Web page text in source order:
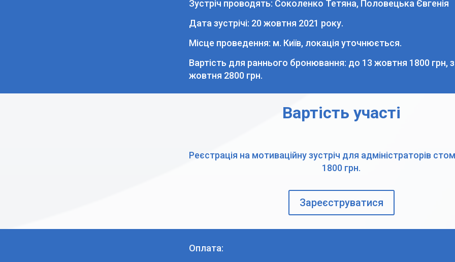
Зустріч проводять: Соколенко Тетяна, Половецька Євгенія
Дата зустрічі: 20 жовтня 2021 року.
Місце проведення: м. Київ, локація уточнюється.
Вартість для раннього бронювання: до 13 жовтня 1800 грн,
жовтня 2800 грн.
Вартість участі
Реєстрація на мотиваційну зустріч для адміністраторів
1800 грн.
Зареєструватися
Оплата: